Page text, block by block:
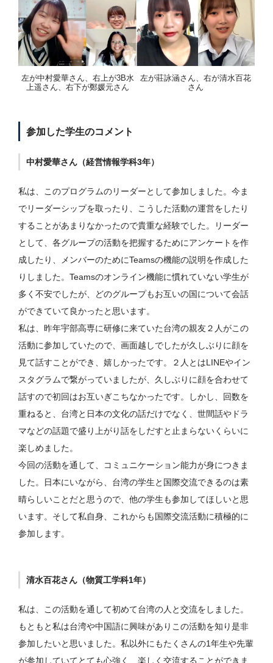
左が中村愛華さん、右上が3B水
上遥さん、右下が鄭媛元さん
左が莊詠涵さん、右が清水百花
さん
参加した学生のコメント
中村愛華さん（経営情報学科3年）
私は、このプログラムのリーダーとして参加しました。今ま
でリーダーシップを取ったり、こうした活動の運営をしたり
することがあまりなかったので貴重な経験でした。リーダー
として、各グループの活動を把握するためにアンケートを作
成したり、メンバーのためにTeamsの機能の説明を作成した
りしました。Teamsのオンライン機能に慣れていない学生が
多く不安でしたが、どのグループもお互いの国について会話
ができていて良かったと思います。
私は、昨年宇部高専に研修に来ていた台湾の親友２人がこの
活動に参加していたので、画面越しでしたが久しぶりに顔を
見て話すことができ、嬉しかったです。２人とはLINEやイン
スタグラムで繋がっていましたが、久しぶりに顔を合わせて
話すので初回はお互いぎこちなかったです。しかし、回数を
重ねると、台湾と日本の文化の話だけでなく、世間話やドラ
マなどの話題で盛り上がり話をしだすと止まらないくらいに
楽しめました。
今回の活動を通して、コミュニケーション能力が身につきま
した。日本にいながら、台湾の学生と国際交流できるのは素
晴らしいことだと思うので、他の学生も参加してほしいと思
います。そして私自身、これからも国際交流活動に積極的に
参加します。
清水百花さん（物質工学科1年）
私は、この活動を通して初めて台湾の人と交流をしました。
もともと私は台湾や中国語に興味がありこの活動を知り是非
参加したいと思いました。私以外にもたくさんの1年生や先輩
が参加していてとても心強く、楽しく交流することができま